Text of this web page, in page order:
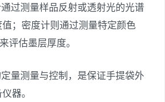
过测量样品反射或透射光的光谱
；密度计则通过测量特定颜色
评估墨层厚度。
量测量与控制，是保证手提袋外
器。